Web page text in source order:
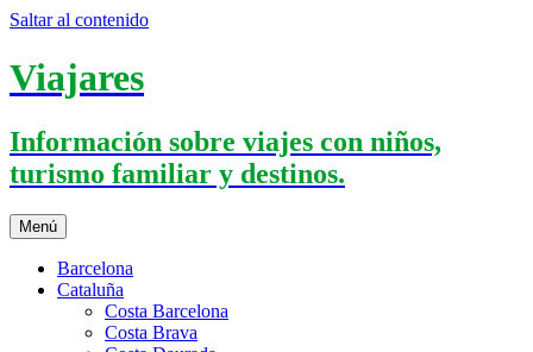
Saltar al contenido
Viajares
Información sobre viajes con niños,
turismo familiar y destinos.
Menú
Barcelona
Cataluña
Costa Barcelona
Costa Brava